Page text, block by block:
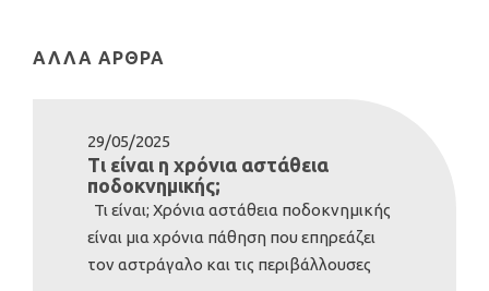
ΆΛΛΑ ΆΡΘΡΑ
29/05/2025
Τι είναι η χρόνια αστάθεια
ποδοκνημικής;
Τι είναι; Χρόνια αστάθεια ποδοκνημικής
είναι μια χρόνια πάθηση που επηρεάζει
τον αστράγαλο και τις περιβάλλουσες